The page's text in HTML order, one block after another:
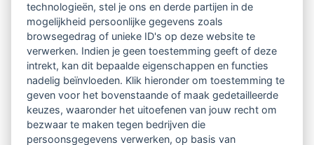
vrij toegankelijke TsvB-artikelen
nieuws op het vlak van professioneel
begeleiden
informatie over LVSC-activiteiten
technologieën, stel je ons en derde partijen in de
mogelijkheid persoonlijke gegevens zoals
browsegedrag of unieke ID's op deze website te
verwerken. Indien je geen toestemming geeft of deze
intrekt, kan dit bepaalde eigenschappen en functies
nadelig beïnvloeden. Klik hieronder om toestemming te
geven voor het bovenstaande of maak gedetailleerde
keuzes, waaronder het uitoefenen van jouw recht om
bezwaar te maken tegen bedrijven die
persoonsgegevens verwerken, op basis van